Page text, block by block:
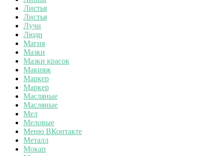
Листья
Листья
Лучи
Люди
Магия
Мазки
Мазки красок
Макияж
Маркер
Маркер
Масляные
Масляные
Мел
Меловые
Меню ВКонтакте
Металл
Мокап